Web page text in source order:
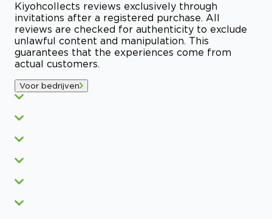
Kiyohcollects reviews exclusively through
invitations after a registered purchase. All
reviews are checked for authenticity to exclude
unlawful content and manipulation. This
guarantees that the experiences come from
actual customers.
Voor bedrijven